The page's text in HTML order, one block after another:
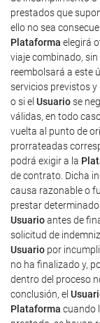
prestados que
ello no sea
Plataforma elegirá
viaje combinado,
reembolsará a este
servicios previstos
o si el Usuariose
válidas, en todo
vuelta al punto de
prorrateadas
podrá exigir a la
de contrato. Dicha
causa razonable o
prestar
Usuarioantes de
solicitud de
Usuario por
no ha finalizado y,
dentro del proceso
conclusión, el
Plataforma cuando